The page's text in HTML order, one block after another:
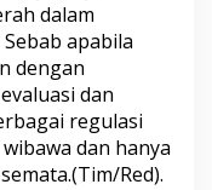
dalam
apabila
dengan
dan
regulasi
dan hanya
Red).